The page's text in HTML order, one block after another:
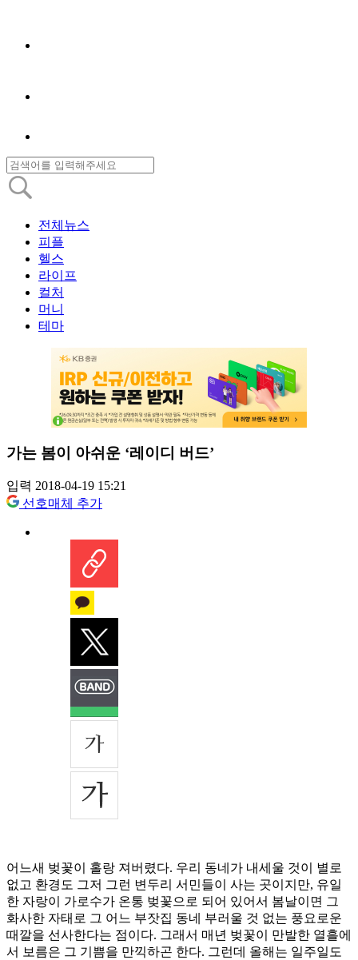
전체뉴스
피플
헬스
라이프
컬처
머니
테마
가는 봄이 아쉬운 ‘레이디 버드’
입력 2018-04-19 15:21
선호매체 추가
어느새 벚꽃이 홀랑 져버렸다. 우리 동네가 내세울 것이 별로
없고 환경도 그저 그런 변두리 서민들이 사는 곳이지만, 유일
한 자랑이 가로수가 온통 벚꽃으로 되어 있어서 봄날이면 그
화사한 자태로 그 어느 부잣집 동네 부러울 것 없는 풍요로운
때깔을 선사한다는 점이다. 그래서 매년 벚꽃이 만발한 열흘에
서 보름은 그 기쁨을 만끽하곤 한다. 그런데 올해는 일주일도